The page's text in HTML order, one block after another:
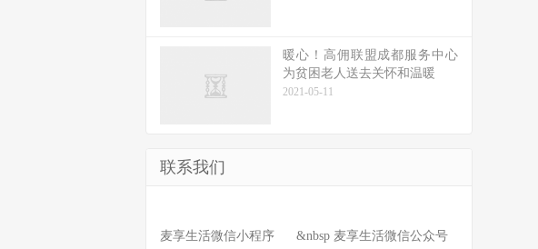
暖心！高佣联盟成都服务中心
为贫困老人送去关怀和温暖
2021-05-11
联系我们
麦享生活微信小程序 &nbsp 麦享生活微信公众号